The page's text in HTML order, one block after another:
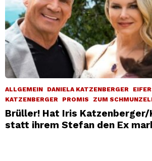
ALLGEMEIN DANIELA KATZENBERGER
KATZENBERGER
PROMIS ZUM
Brüller! Hat Iris
statt ihrem Stefan den Ex